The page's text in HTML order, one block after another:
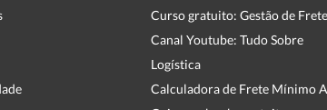
Curso gratuito: Gestão de Frete
Canal Youtube: Tudo Sobre
Logística
Calculadora de Frete Mínimo